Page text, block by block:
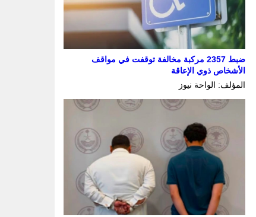
ضبط 2357 مركبة مخالفة توقفت في مواقف
الأشخاص ذوي الإعاقة
المؤلف: الواحة نيوز